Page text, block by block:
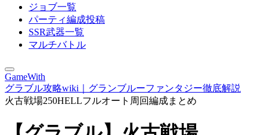
ジョブ一覧
パーティ編成投稿
SSR武器一覧
マルチバトル
GameWith
グラブル攻略wiki｜グランブルーファンタジー徹底解説
火古戦場250HELLフルオート周回編成まとめ